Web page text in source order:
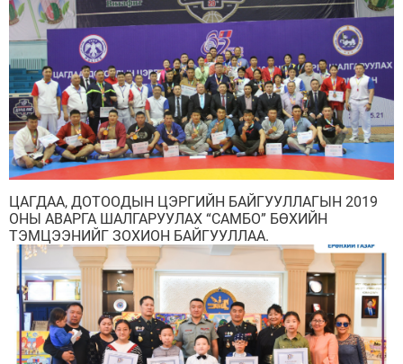
ЦАГДАА, ДОТООДЫН ЦЭРГИЙН БАЙГУУЛЛАГЫН 2019
ОНЫ АВАРГА ШАЛГАРУУЛАХ “САМБО” БӨХИЙН
ТЭМЦЭЭНИЙГ ЗОХИОН БАЙГУУЛЛАА.